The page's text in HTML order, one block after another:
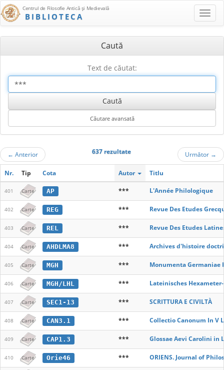
Centrul de Filosofie Antică şi Medievală
BIBLIOTECA
Caută
Text de căutat:
← Anterior 637 rezultate Următor →
Nr. Tip Cota Autor Titlu
401 Carte AP *** L'Année Philologique
402 Carte REG *** Revue Des Etudes
403 Carte REL *** Revue Des Etudes
404 Carte AHDLMA8 *** Archives d'histoire
405 Carte MGH *** Monumenta Germaniae
406 Carte MGH/LHL *** Lateinisches
407 Carte SEC1-13 *** SCRITTURA E CIVILTÀ
408 Carte CAN3.1 *** Collectio Canonum In V
409 Carte CAP1.3 *** Glossae Aevi Carolini
410 Carte Orie46 *** ORIENS. Journal of